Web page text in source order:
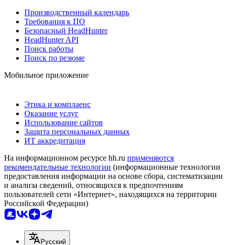
Производственный календарь
Требования к ПО
Безопасный HeadHunter
HeadHunter API
Поиск работы
Поиск по резюме
Мобильное приложение
Этика и комплаенс
Оказание услуг
Использование сайтов
Защита персональных данных
ИТ аккредитация
На информационном ресурсе hh.ru применяются
рекомендательные технологии (информационные технологии
предоставления информации на основе сбора, систематизации
и анализа сведений, относящихся к предпочтениям
пользователей сети «Интернет», находящихся на территории
Российской Федерации)
Русский